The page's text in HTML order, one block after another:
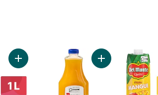
sans pulpe au panier
Ajouter Litchi fraise boisson exotique au
Ajouter Jus